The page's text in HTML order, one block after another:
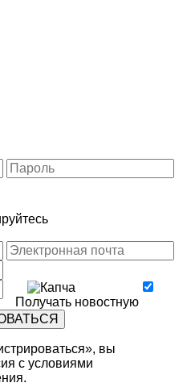
Получать новостную
вы
с условиями
.